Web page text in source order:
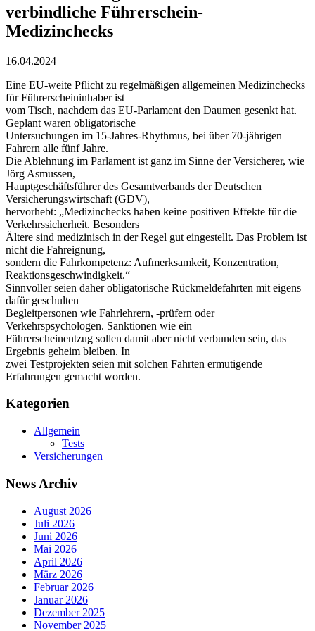
verbindliche Führerschein-
Medizinchecks
16.04.2024
Eine EU-weite Pflicht zu regelmäßigen allgemeinen Medizinchecks
für Führerscheininhaber ist
vom Tisch, nachdem das EU-Parlament den Daumen gesenkt hat.
Geplant waren obligatorische
Untersuchungen im 15-Jahres-Rhythmus, bei über 70-jährigen
Fahrern alle fünf Jahre.
Die Ablehnung im Parlament ist ganz im Sinne der Versicherer, wie
Jörg Asmussen,
Hauptgeschäftsführer des Gesamtverbands der Deutschen
Versicherungswirtschaft (GDV),
hervorhebt: „Medizinchecks haben keine positiven Effekte für die
Verkehrssicherheit. Besonders
Ältere sind medizinisch in der Regel gut eingestellt. Das Problem ist
nicht die Fahreignung,
sondern die Fahrkompetenz: Aufmerksamkeit, Konzentration,
Reaktionsgeschwindigkeit.“
Sinnvoller seien daher obligatorische Rückmeldefahrten mit eigens
dafür geschulten
Begleitpersonen wie Fahrlehrern, -prüfern oder
Verkehrspsychologen. Sanktionen wie ein
Führerscheinentzug sollen damit aber nicht verbunden sein, das
Ergebnis geheim bleiben. In
zwei Testprojekten seien mit solchen Fahrten ermutigende
Erfahrungen gemacht worden.
Kategorien
Allgemein
Tests
Versicherungen
News Archiv
August 2026
Juli 2026
Juni 2026
Mai 2026
April 2026
März 2026
Februar 2026
Januar 2026
Dezember 2025
November 2025